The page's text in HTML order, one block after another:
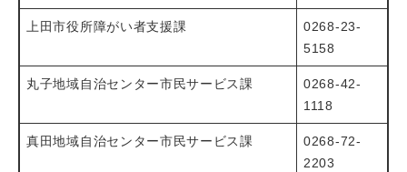
上田市役所障がい者支援課
0268-23-
5158
丸子地域自治センター市民サービス課
0268-42-
1118
真田地域自治センター市民サービス課
0268-72-
2203